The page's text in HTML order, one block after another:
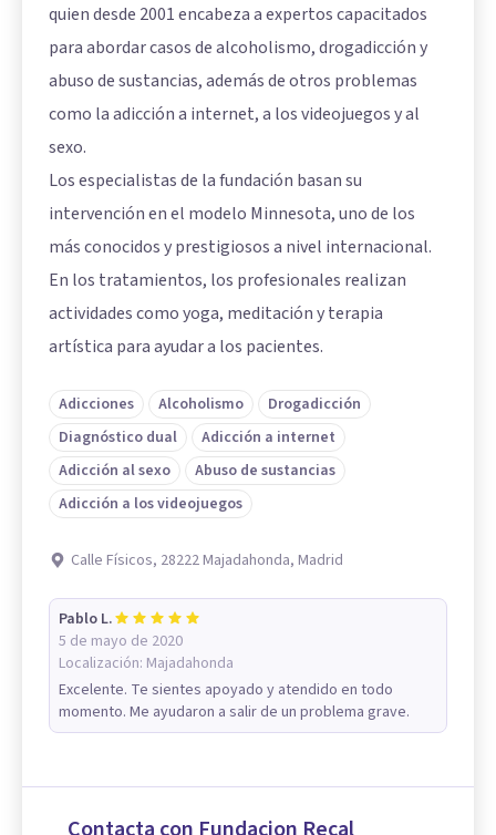
quien desde 2001 encabeza a expertos capacitados
para abordar casos de alcoholismo, drogadicción y
abuso de sustancias, además de otros problemas
como la adicción a internet, a los videojuegos y al
sexo.
Los especialistas de la fundación basan su
intervención en el modelo Minnesota, uno de los
más conocidos y prestigiosos a nivel internacional.
En los tratamientos, los profesionales realizan
actividades como yoga, meditación y terapia
artística para ayudar a los pacientes.
Adicciones Alcoholismo
Drogadicción
Diagnóstico dual
Adicción a internet
Adicción al sexo
Abuso de sustancias
Adicción a los videojuegos
Calle Físicos, 28222 Majadahonda, Madrid
Pablo L.
5 de mayo de 2020
Localización: Majadahonda
Excelente. Te sientes apoyado y atendido en todo
momento. Me ayudaron a salir de un problema grave.